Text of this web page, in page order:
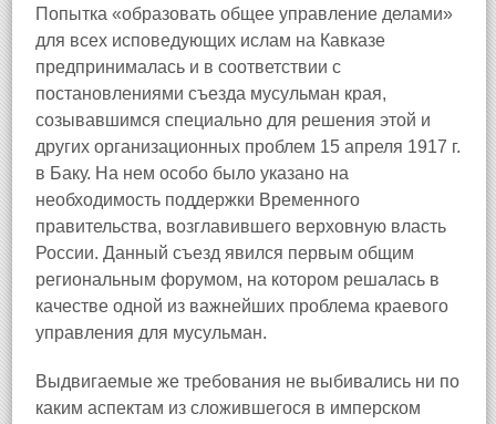
Попытка «образовать общее управление делами»
для всех исповедующих ислам на Кавказе
предпринималась и в соответствии с
постановлениями съезда мусульман края,
созывавшимся специально для решения этой и
других организационных проблем 15 апреля 1917 г.
в Баку. На нем особо было указано на
необходимость поддержки Временного
правительства, возглавившего верховную власть
России. Данный съезд явился первым общим
региональным форумом, на котором решалась в
качестве одной из важнейших проблема краевого
управления для мусульман.
Выдвигаемые же требования не выбивались ни по
каким аспектам из сложившегося в имперском